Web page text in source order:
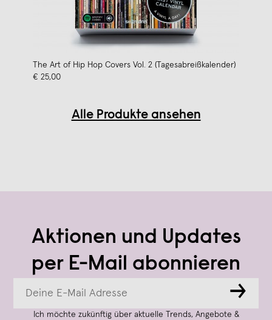
The Art of Hip Hop Covers Vol. 2 (Tagesabreißkalender)
€ 25,00
Alle Produkte ansehen
Aktionen und Updates
per E-Mail abonnieren
→
Ich möchte zukünftig über aktuelle Trends, Angebote &